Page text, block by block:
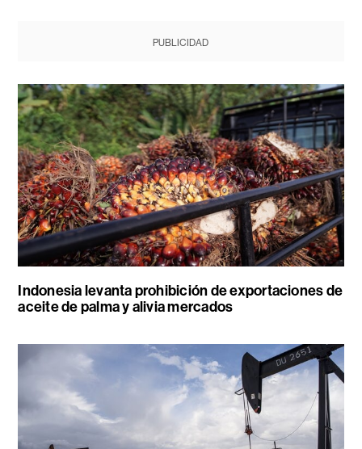
PUBLICIDAD
Indonesia levanta prohibición de exportaciones de
aceite de palma y alivia mercados